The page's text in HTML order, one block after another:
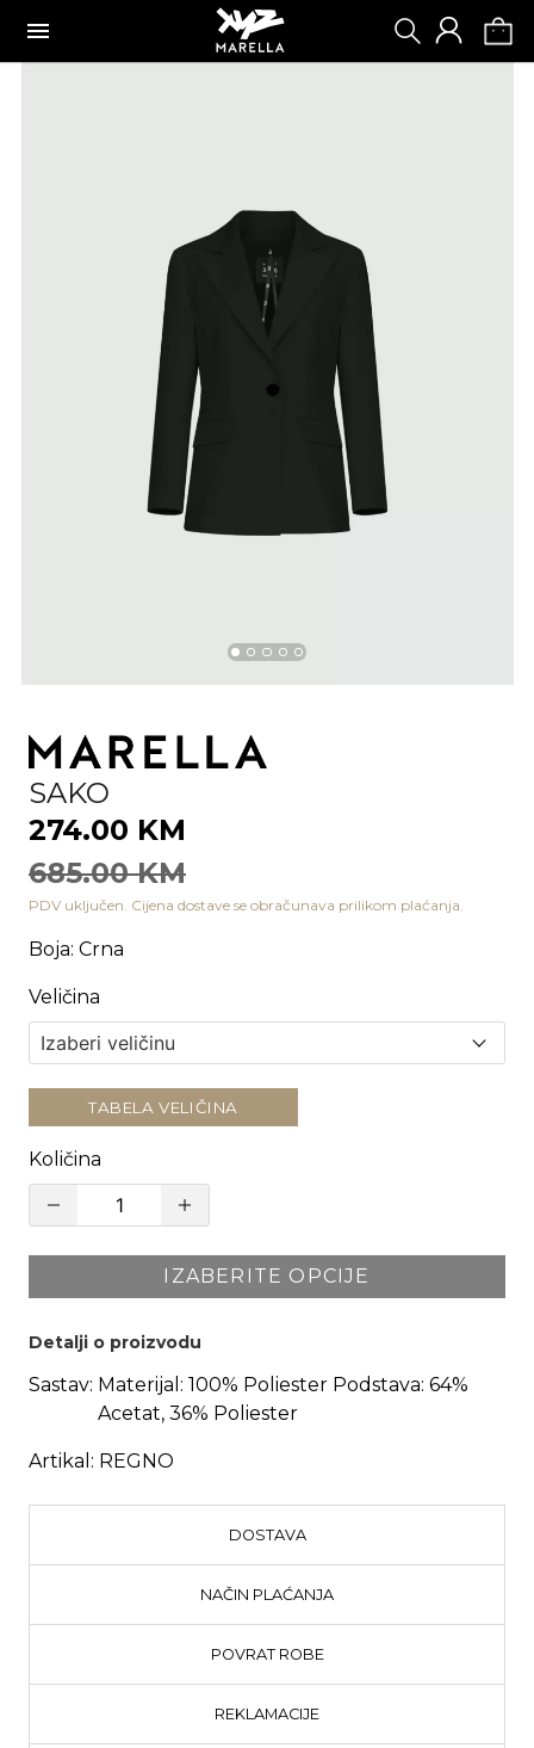
SAKO
274.00 KM
685.00 KM
PDV uključen. Cijena dostave se obračunava prilikom plaćanja.
Boja: Crna
Veličina
TABELA VELIČINA
Količina
IZABERITE OPCIJE
Detalji o proizvodu
Sastav: Materijal: 100% Poliester Podstava: 64%
Acetat, 36% Poliester
Artikal: REGNO
DOSTAVA
NAČIN PLAĆANJA
POVRAT ROBE
REKLAMACIJE